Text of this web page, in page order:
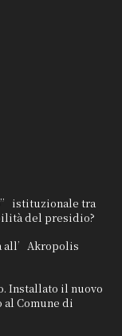
istituzionale tra
del presidio?
all’Akropolis
Installato il nuovo
Comune di